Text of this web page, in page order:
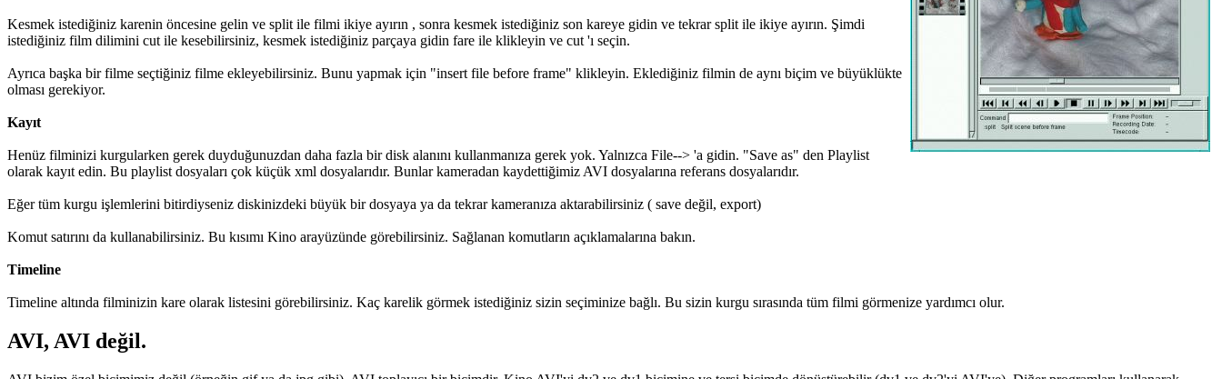
Kesmek istediğiniz karenin öncesine gelin ve split ile filmi ikiye ayırın , sonra kesmek istediğiniz son kareye gidin ve tekrar split ile ikiye ayırın. Şimdi
istediğiniz film dilimini cut ile kesebilirsiniz, kesmek istediğiniz parçaya gidin fare ile klikleyin ve cut 'ı seçin.
Ayrıca başka bir filme seçtiğiniz filme ekleyebilirsiniz. Bunu yapmak için "insert file before frame" klikleyin. Eklediğiniz filmin de aynı biçim ve büyüklükte
olması gerekiyor.
Kayıt
Henüz filminizi kurgularken gerek duyduğunuzdan daha fazla bir disk alanını kullanmanıza gerek yok. Yalnızca File--> 'a gidin. "Save as" den Playlist
olarak kayıt edin. Bu playlist dosyaları çok küçük xml dosyalarıdır. Bunlar kameradan kaydettiğimiz AVI dosyalarına referans dosyalarıdır.
Eğer tüm kurgu işlemlerini bitirdiyseniz diskinizdeki büyük bir dosyaya ya da tekrar kameranıza aktarabilirsiniz ( save değil, export)
Komut satırını da kullanabilirsiniz. Bu kısımı Kino arayüzünde görebilirsiniz. Sağlanan komutların açıklamalarına bakın.
Timeline
Timeline altında filminizin kare olarak listesini görebilirsiniz. Kaç karelik görmek istediğiniz sizin seçiminize bağlı. Bu sizin kurgu sırasında tüm filmi görmenize yardımcı olur.
AVI, AVI değil.